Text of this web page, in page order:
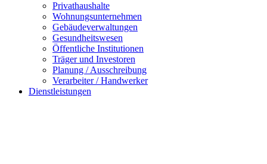
Privathaushalte
Wohnungsunternehmen
Gebäudeverwaltungen
Gesundheitswesen
Öffentliche Institutionen
Träger und Investoren
Planung / Ausschreibung
Verarbeiter / Handwerker
Dienstleistungen